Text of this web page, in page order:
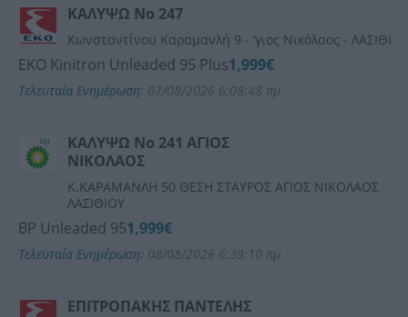
ΚΑΛΥΨΩ Νο 247
Κωνσταντίνου Καραμανλή 9 - ʼγιος Νικόλαος - ΛΑΣΙΘΙ
ΕΚΟ Kinitron Unleaded 95 Plus1,999€
Τελευταία Ενημέρωση: 07/08/2026 6:08:48 πμ
ΚΑΛΥΨΩ Νο 241 ΑΓΙΟΣ
ΝΙΚΟΛΑΟΣ
Κ.ΚΑΡΑΜΑΝΛΗ 50 ΘΕΣΗ ΣΤΑΥΡΟΣ ΑΓΙΟΣ ΝΙΚΟΛΑΟΣ
ΛΑΣΙΘΙΟΥ
BP Unleaded 951,999€
Τελευταία Ενημέρωση: 08/08/2026 6:39:10 πμ
ΕΠΙΤΡΟΠΑΚΗΣ ΠΑΝΤΕΛΗΣ